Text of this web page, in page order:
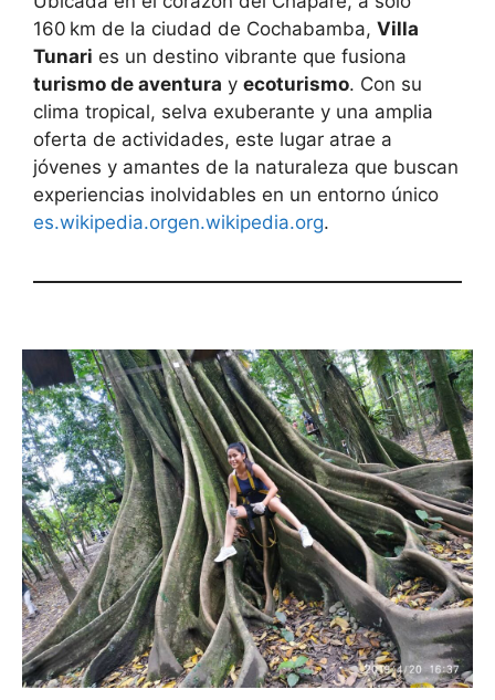
160 km de la ciudad de Cochabamba, Villa
Tunari es un destino vibrante que fusiona
turismo de aventura y ecoturismo. Con su
clima tropical, selva exuberante y una amplia
oferta de actividades, este lugar atrae a
jóvenes y amantes de la naturaleza que buscan
experiencias inolvidables en un entorno único
es.wikipedia.orgen.wikipedia.org.